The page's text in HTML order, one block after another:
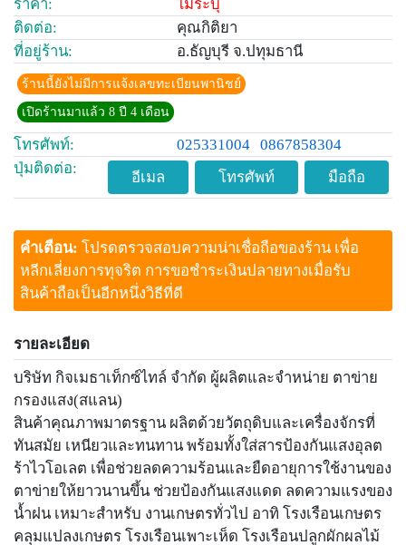
ราคา:
ไม่ระบุ
ติดต่อ:
คุณกิติยา
ที่อยู่ร้าน:
อ.ธัญบุรี จ.ปทุมธานี
ร้านนี้ยังไม่มีการแจ้งเลขทะเบียนพานิชย์
เปิดร้านมาแล้ว 8 ปี 4 เดือน
โทรศัพท์: 025331004 0867858304
ปุ่มติดต่อ:
อีเมล โทรศัพท์ มือถือ
คำเตือน: โปรดตรวจสอบความน่าเชื่อถือของร้าน เพื่อ
หลีกเลี่ยงการทุจริต การขอชำระเงินปลายทางเมื่อรับ
สินค้าถือเป็นอีกหนึ่งวิธีที่ดี
รายละเอียด
บริษัท กิจเมธาเท็กซ์ไทล์ จำกัด ผู้ผลิตและจำหน่าย ตาข่าย
กรองแสง(สแลน)
สินค้าคุณภาพมาตรฐาน ผลิตด้วยวัตถุดิบและเครื่องจักรที่
ทันสมัย เหนียวและทนทาน พร้อมทั้งใส่สารป้องกันแสงอุลต
ร้าไวโอเลต เพื่อช่วยลดความร้อนและยืดอายุการใช้งานของ
ตาข่ายให้ยาวนานขึ้น ช่วยป้องกันแสงแดด ลดความแรงของ
น้ำฝน เหมาะสำหรับ งานเกษตรทั่วไป อาทิ โรงเรือนเกษตร
คลุมแปลงเกษตร โรงเรือนเพาะเห็ด โรงเรือนปลูกผักผลไม้